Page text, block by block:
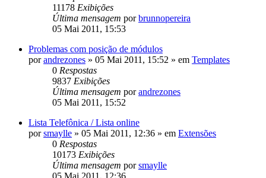
11178 Exibições
Última mensagem porbrunnopereira
05 Mai 2011, 15:53
Problemas com posição de módulos
porandrezones » 05 Mai 2011, 15:52 » em Templates
0 Respostas
9837 Exibições
Última mensagem porandrezones
05 Mai 2011, 15:52
Lista Telefônica / Lista online
porsmaylle » 05 Mai 2011, 12:36 » em Extensões
0 Respostas
10173 Exibições
Última mensagem porsmaylle
05 Mai 2011, 12:36